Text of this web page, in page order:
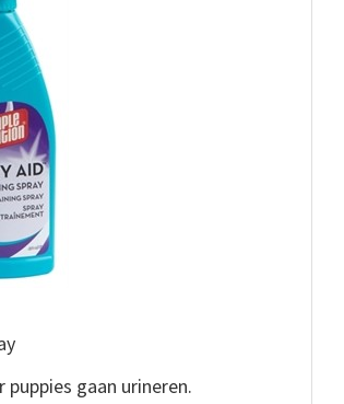
gaan urineren.